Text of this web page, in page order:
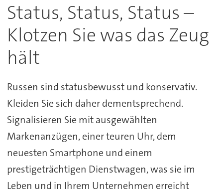
Status, Status, Status –
Klotzen Sie was das Zeug
hält
Russen sind statusbewusst und konservativ.
Kleiden Sie sich daher dementsprechend.
Signalisieren Sie mit ausgewählten
Markenanzügen, einer teuren Uhr, dem
neuesten Smartphone und einem
prestigeträchtigen Dienstwagen, was sie im
Leben und in Ihrem Unternehmen erreicht